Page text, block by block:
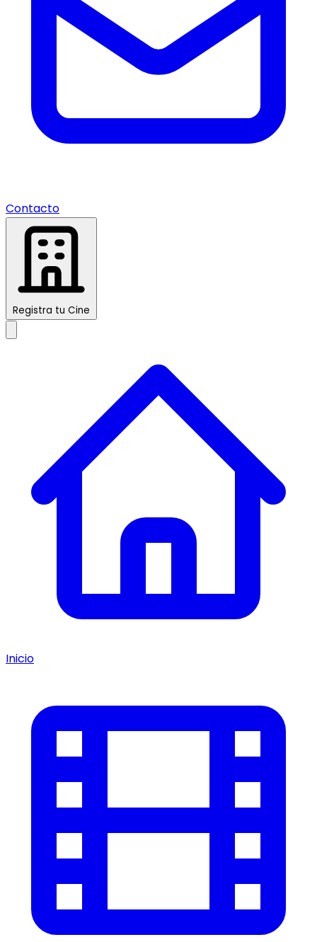
Contacto
Registra tu Cine
Inicio